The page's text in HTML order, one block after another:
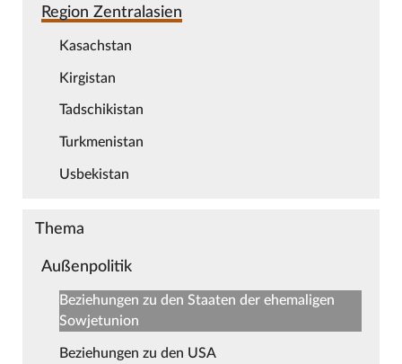
Region Zentralasien
Kasachstan
Kirgistan
Tadschikistan
Turkmenistan
Usbekistan
Thema
Außenpolitik
Beziehungen zu den Staaten der ehemaligen
Sowjetunion
Beziehungen zu den USA